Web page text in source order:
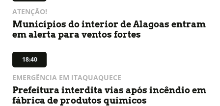
ATENÇÃO!
Municípios do interior de Alagoas entram
em alerta para ventos fortes
18:40
EMERGÊNCIA EM ITAQUAQUECE
Prefeitura interdita vias após incêndio em
fábrica de produtos químicos